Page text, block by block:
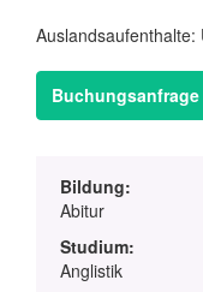
Buchungsanfrage
Bildung:
Abitur
Studium:
Anglistik